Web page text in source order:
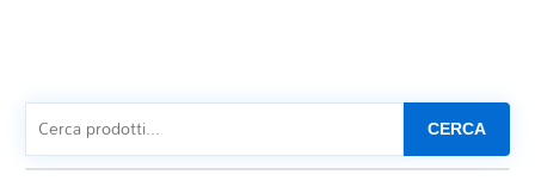
CERCA